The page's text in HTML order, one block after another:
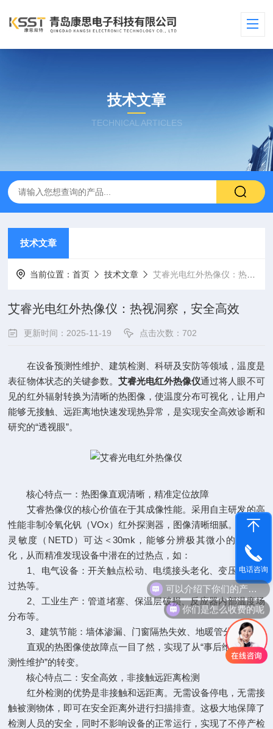
技术文章
TECHNICAL ARTICLES
技术文章
当前位置：首页 技术文章 艾睿光电红外热像仪：热视洞察，安全高效
艾睿光电红外热像仪：热视洞察，安全高效
更新时间：2025-11-19 点击次数：702
在设备预测性维护、建筑检测、科研及安防等领域，温度是
表征物体状态的关键参数。 艾睿光电红外热像仪通过将人眼不可
见的红外辐射转换为清晰的热图像，使温度分布可视化，让用户
能够无接触、远距离地快速发现热异常，是实现安全高效诊断和
研究的“透视眼”。
核心特点一：热图像直观清晰，精准定位故障
艾睿热像仪的核心价值在于其成像性能。采用自主研发的高
性能非制冷氧化钒（VOx）红外探测器，图像清晰细腻。其高热
灵敏度（NETD）可达＜30mk，能够分辨极其微小的温差变
化，从而精准发现设备中潜在的过热点，如：
1、电气设备：开关触点松动、电缆接头老化、变压器套管
过热等。
2、工业生产：管道堵塞、保温层破损、反应器内部温度场
分布等。
3、建筑节能：墙体渗漏、门窗隔热失效、地暖管分布等。
直观的热图像使故障点一目了然，实现了从“事后维修”到“预
测性维护”的转变。
核心特点二：安全高效，非接触远距离检测
红外检测的优势是非接触和远距离。无需设备停电，无需接
触被测物体，即可在安全距离外进行扫描排查。这极大地保障了
检测人员的安全，同时不影响设备的正常运行，实现了不停产检
电话咨询
可以介绍下你们的产品么
你们是怎么收费的呢